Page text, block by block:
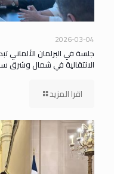
2026-03-04
الانتقالية في شمال وشرق
اقرا المزيد